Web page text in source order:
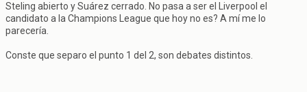
Steling abierto y Suárez cerrado. No pasa a ser el Liverpool el
candidato a la Champions League que hoy no es? A mí me lo
parecería.
Conste que separo el punto 1 del 2, son debates distintos.